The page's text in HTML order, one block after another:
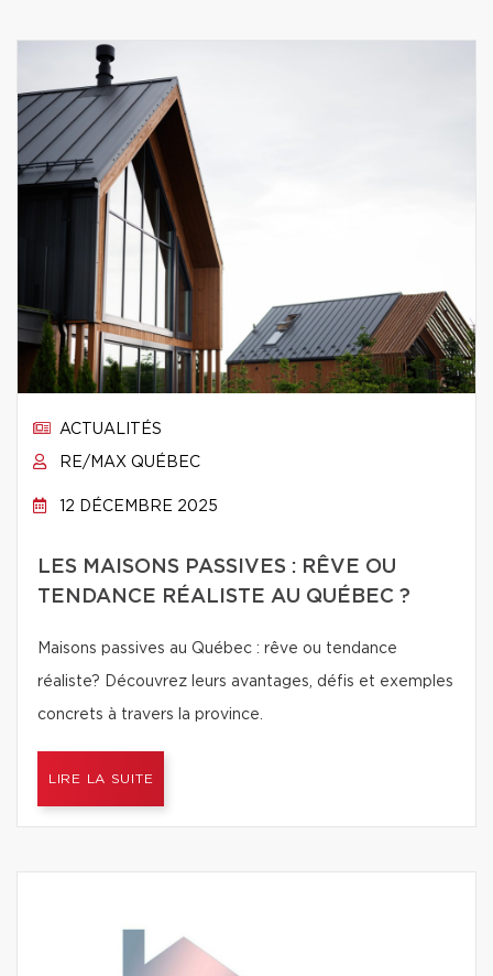
ACTUALITÉS
RE/MAX QUÉBEC
12 DÉCEMBRE 2025
LES MAISONS PASSIVES : RÊVE OU
TENDANCE RÉALISTE AU QUÉBEC ?
Maisons passives au Québec : rêve ou tendance
réaliste? Découvrez leurs avantages, défis et exemples
concrets à travers la province.
LIRE LA SUITE